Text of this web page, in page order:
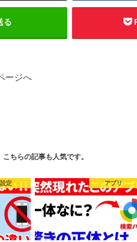
る
ージへ
こちらの記事も人気です。
設定 アプリ